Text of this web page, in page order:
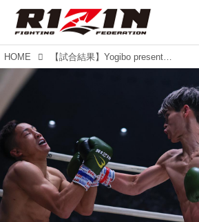
HOME 【試合結果】Yogibo presents RIZIN.29 第5試合／白鳥大珠 vs. 髙橋亮